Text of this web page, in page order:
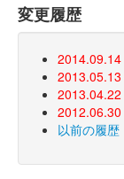
変更履歴
2014.09.14
2013.05.13
2013.04.22
2012.06.30
以前の履歴